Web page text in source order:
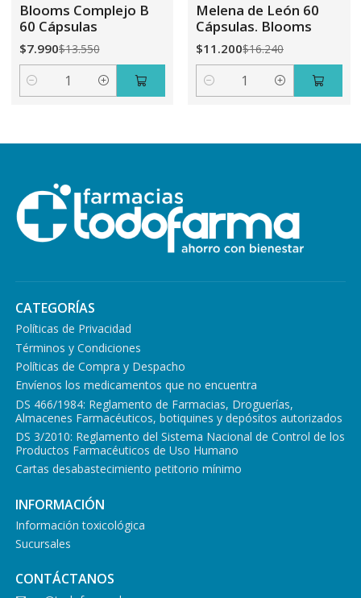
Blooms Complejo B
60 Cápsulas
$7.990$13.550
Cantidad
Melena de León 60
Cápsulas. Blooms
$11.200$16.240
Cantidad
CATEGORÍAS
Políticas de Privacidad
Términos y Condiciones
Políticas de Compra y Despacho
Envíenos los medicamentos que no encuentra
DS 466/1984: Reglamento de Farmacias, Droguerías,
Almacenes Farmacéuticos, botiquines y depósitos autorizados
DS 3/2010: Reglamento del Sistema Nacional de Control de los
Productos Farmacéuticos de Uso Humano
Cartas desabastecimiento petitorio mínimo
INFORMACIÓN
Información toxicológica
Sucursales
CONTÁCTANOS